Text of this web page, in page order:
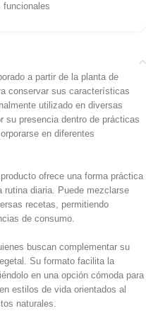
funcionales
a partir de la planta de
conservar sus características
utilizado en diversas
su presencia dentro de prácticas
en diferentes
ofrece una forma práctica
rutina diaria. Puede mezclarse
recetas, permitiendo
de consumo.
buscan complementar su
Su formato facilita la
en una opción cómoda para
estilos de vida orientados al
naturales.